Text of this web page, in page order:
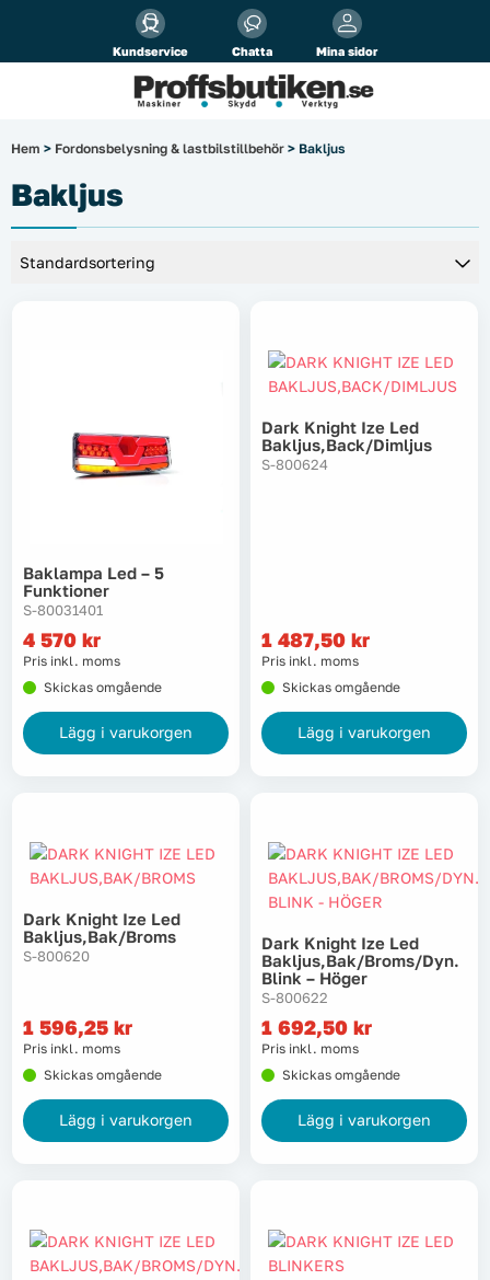
Kundservice Chatta Mina sidor
Alla priser visasinkl. moms!
Företag Privat
El & belysning
Laserinstrument
Maskiner
Maskintillbehör & förbrukning
Mätinstrument
Oljor & kem
Svets
Tryckluft
Tvätt
Verktyg
Värme, VVS & inomhusklimat
Hem > Fordonsbelysning & lastbilstillbehör > Bakljus
Bakljus
Baklampa Led – 5
Funktioner
S-80031401
4 570 kr
Pris inkl. moms
Skickas omgående
Lägg i varukorgen
Dark Knight Ize Led
Bakljus,back/dimljus
S-800624
1 487,50 kr
Pris inkl. moms
Skickas omgående
Lägg i varukorgen
Dark Knight Ize Led
Bakljus,bak/broms
S-800620
1 596,25 kr
Pris inkl. moms
Skickas omgående
Lägg i varukorgen
Dark Knight Ize Led
Bakljus,bak/broms/dyn.
Blink – Höger
S-800622
1 692,50 kr
Pris inkl. moms
Skickas omgående
Lägg i varukorgen